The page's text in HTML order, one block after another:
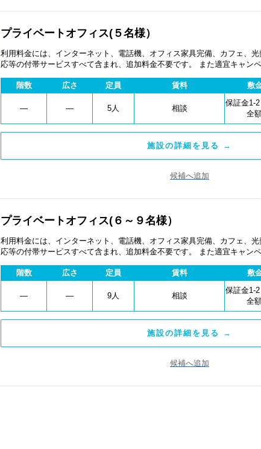
プライベートオフィス(５名様）
利用料金には、インターネット、電話機、オフィス家具完備、カフェ、
応等の付帯サービスすべて含まれ、追加料金不要です。 また適宜キャン
階数
広さ 定員 賃料 敷
― ― 5人 相談
保証金1-
全
施設の詳細を見る →
候補へ追加
プライベートオフィス(６～９名様）
利用料金には、インターネット、電話機、オフィス家具完備、カフェ、
応等の付帯サービスすべて含まれ、追加料金不要です。 また適宜キャン
階数
広さ 定員 賃料 敷
― ― 9人 相談
保証金1-
全
施設の詳細を見る →
候補へ追加